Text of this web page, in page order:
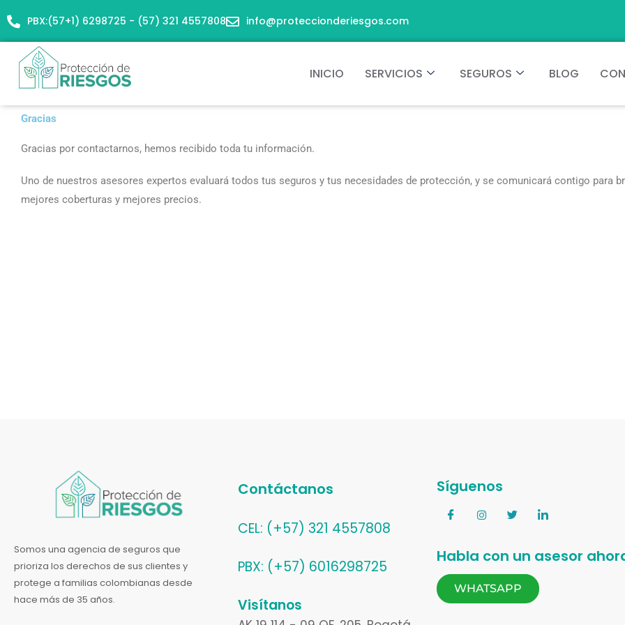
contenido
PBX:(57+1) 6298725 - (57) 321 4557808 info@proteccionderiesgos.com
INICIO SERVICIOS SEGUROS BLOG
Gracias
Gracias por contactarnos, hemos recibido toda tu información.
Uno de nuestros asesores expertos evaluará todos tus seguros y tus necesidades de protección, y se comunicará contigo para
mejores coberturas y mejores precios.
Somos una agencia de seguros que
prioriza los derechos de sus clientes y
protege a familias colombianas desde
hace más de 35 años.
Contáctanos
CEL: (+57) 321 4557808
PBX: (+57) 6016298725
Visítanos
Síguenos
Habla con un asesor
WHATSAPP